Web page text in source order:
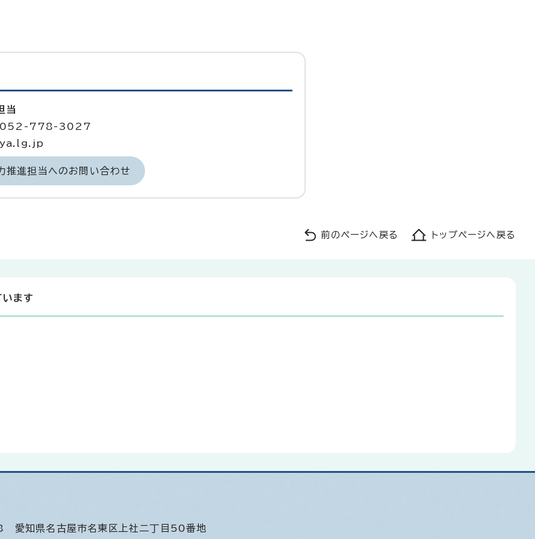
当
052-778-3027
推進担当へのお問い合わせ
前のページへ戻る トップページへ戻る
います
愛知県名古屋市名東区上社二丁目50番地